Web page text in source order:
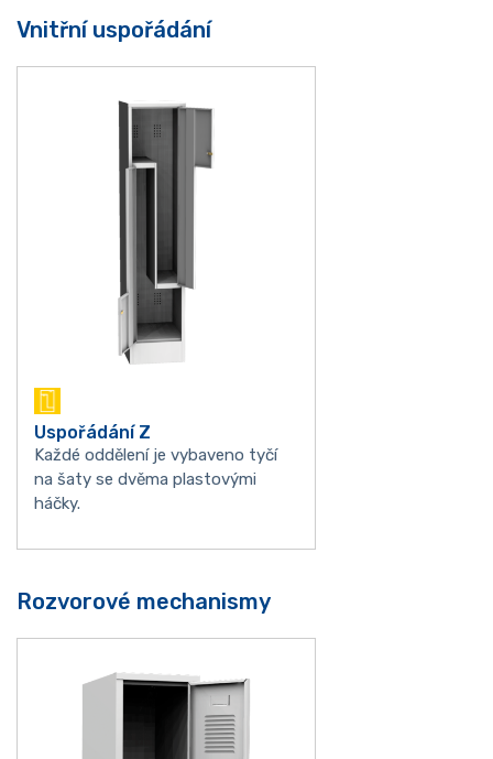
Vnitřní uspořádání
Uspořádání Z
Každé oddělení je vybaveno tyčí
na šaty se dvěma plastovými
háčky.
Rozvorové mechanismy